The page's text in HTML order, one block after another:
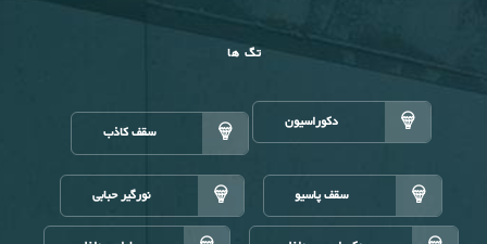
تگ ها
دکوراسیون سقف کاذب
سقف پاسیو نورگیر حبابی